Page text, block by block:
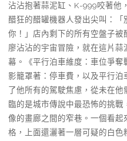
沾沾抱著蒜泥缸、K-999咬著他
醋狂的醋罐機器人發出尖叫：
你！」店內剩下的所有空盤子被
廖沾沾的宇宙冒險，就在這片
幕。《平行泊車維度：車位爭
影籠罩著：停車費，以及平行
了他所有的駕駛焦慮，從未在
臨的是城市傳說中最恐怖的挑
像的畫廊之間的窄巷。一個看
格，上面還灑著一層可疑的白